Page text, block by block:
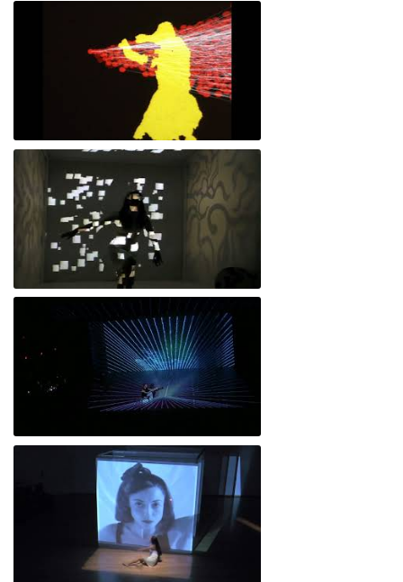
Empatía 4.0 // La emoción - París
Laboratorio Piel tecnológica
Desconfiguraciones